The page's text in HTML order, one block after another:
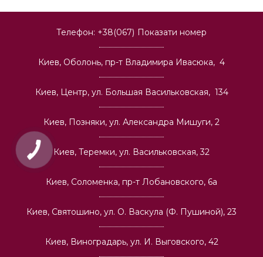
Телефон: +38(067) Показати номер
Киев, Оболонь, пр-т Владимира Ивасюка, 4
Киев, Центр, ул. Большая Васильковская, 134
Киев, Позняки, ул. Александра Мишуги, 2
Киев, Теремки, ул. Васильковская, 32
Киев, Соломенка, пр-т Лобановского, 6а
Киев, Святошино, ул. О. Васкула (Ф. Пушиной), 23
Киев, Виноградарь, ул. И. Выговского, 42